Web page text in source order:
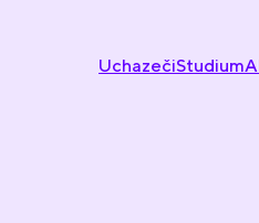
UchazečiStudium